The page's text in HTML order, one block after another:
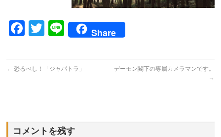
Facebook
Twitter
LineShare
← 恐るべし！「ジャパトラ」
デーモン閣下の専属カメラマンです。
→
コメントを残す